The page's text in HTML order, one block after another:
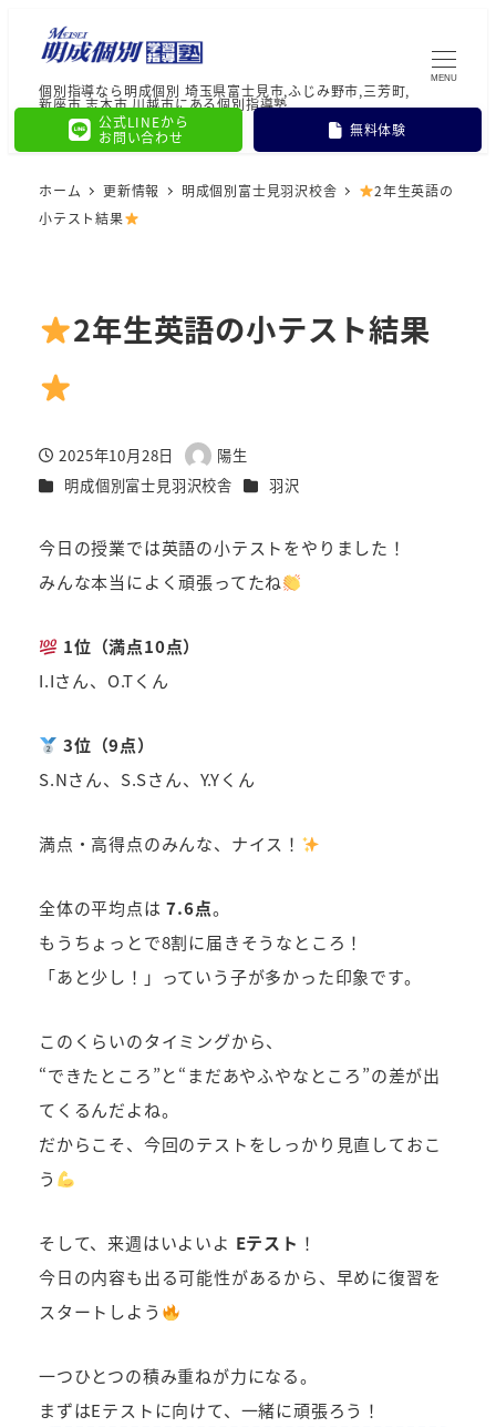
個別指導なら明成個別 埼玉県富士見市,ふじみ野市,三芳町,
新座市,志木市,川越市にある個別指導塾
公式LINEから
お問い合わせ
無料体験
MENU
ホーム 更新情報 明成個別富士見羽沢校舎
2年生英語の
小テスト結果
2年生英語の小テスト結果
投稿日
2025年10月28日
著
者
陽生
カテゴリー
明成個別富士見羽沢校舎 カテゴリー
羽沢
今日の授業では英語の小テストをやりました！
みんな本当によく頑張ってたね
1位（満点10点）
I.Iさん、O.Tくん
3位（9点）
S.Nさん、S.Sさん、Y.Yくん
満点・高得点のみんな、ナイス！
全体の平均点は7.6点。
もうちょっとで8割に届きそうなところ！
「あと少し！」っていう子が多かった印象です。
このくらいのタイミングから、
“できたところ”と“まだあやふやなところ”の差が出
てくるんだよね。
だからこそ、今回のテストをしっかり見直しておこ
う
そして、来週はいよいよ Eテスト ！
今日の内容も出る可能性があるから、早めに復習を
スタートしよう
一つひとつの積み重ねが力になる。
まずはEテストに向けて、一緒に頑張ろう！